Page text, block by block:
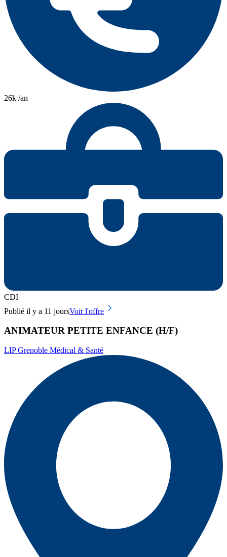
26k /an
CDI
Publié il y a 11 joursVoir l'offre
ANIMATEUR PETITE ENFANCE (H/F)
LIP Grenoble Médical & Santé